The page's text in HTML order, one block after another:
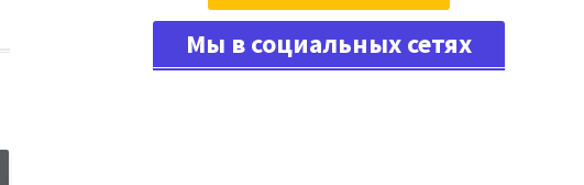
Мы в социальных сетях